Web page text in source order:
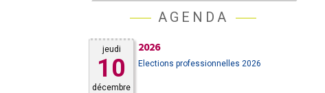
AGENDA
jeudi
10
décembre
2026
Elections professionnelles 2026